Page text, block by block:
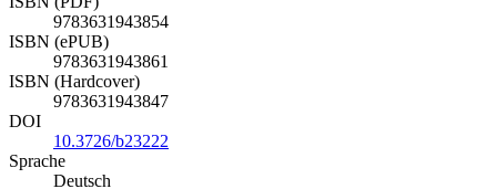
9783631943854
ISBN (ePUB)
9783631943861
ISBN (Hardcover)
9783631943847
DOI
10.3726/b23222
Sprache
Deutsch